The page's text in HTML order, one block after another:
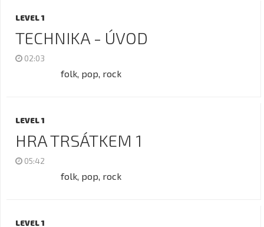
LEVEL 1
TECHNIKA - ÚVOD
02:03
folk, pop, rock
LEVEL 1
HRA TRSÁTKEM 1
05:42
folk, pop, rock
LEVEL 1